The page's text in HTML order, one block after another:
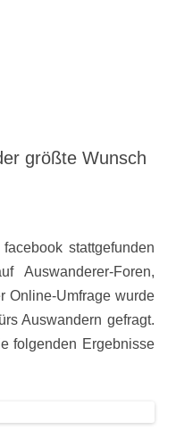
größte Wunsch
stattgefunden
Auswanderer-Foren,
Online-Umfrage wurde
Auswandern gefragt.
folgenden Ergebnisse